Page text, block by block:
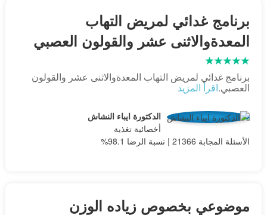
برنامج غدائي لمريض التهاب
المعدةوالاثنى عشر والقولون العصبي
برنامج غدائي لمريض التهاب المعدةوالاثنى عشر والقولون
العصبي.اقرأ المزيد
الدكتورة ايباء النشاش
أخصائية تغذية
الأسئلة المجابة 21366 | نسبة الرضا 98.1%
موضوعي بخصوص زياده الوزن